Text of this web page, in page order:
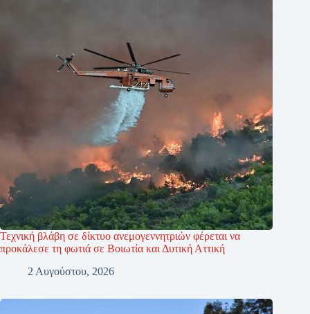
Τεχνική βλάβη σε δίκτυο ανεμογεννητριών φέρεται να
προκάλεσε τη φωτιά σε Βοιωτία και Δυτική Αττική
2 Αυγούστου, 2026